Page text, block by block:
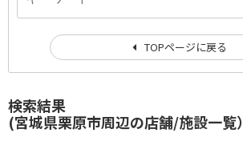
検索結果
(宮城県栗原市周辺の店舗/施設一覧）
TOPページに戻る